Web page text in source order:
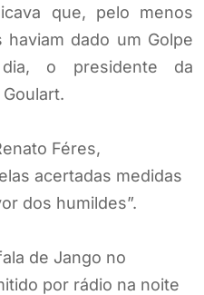
que, pelo menos
dado um Golpe
o presidente da
Féres,
acertadas medidas
dos humildes”.
de Jango no
por rádio na noite